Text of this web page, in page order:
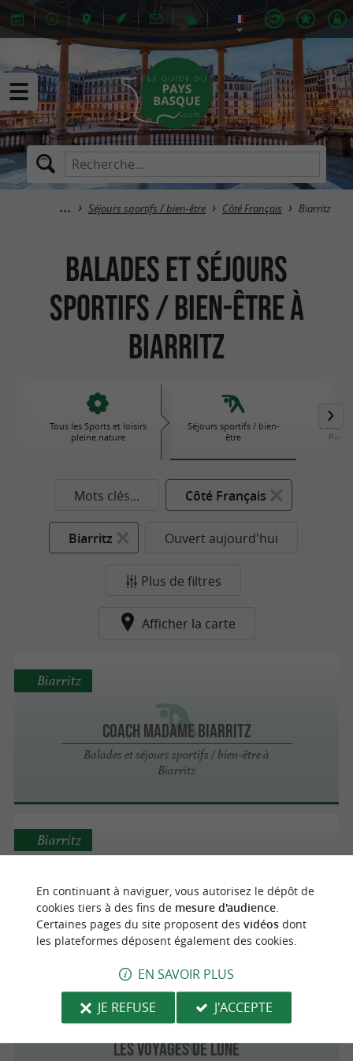
Séjours sportifs / bien-être Côté Français Biarritz
Balades et séjours
sportifs / bien-être à
Biarritz
Tous les Sports et loisirs
pleine nature
Séjours sportifs / bien-
être
Parcs
Mots clés... Côté Français
Biarritz Ouvert aujourd'hui
Plus de filtres
Afficher la carte
Coach Madame Biarritz
Balades et séjours sportifs / bien-être à
Biarritz
Biarritz
Healthy Sport Trip
Balades et séjours sportifs / bien-être à
Biarritz
Biarritz
Les Voyages de Lune
Biarritz
En continuant à naviguer, vous autorisez le dépôt de
cookies tiers à des fins de mesure d'audience.
Certaines pages du site proposent des vidéosdont
les plateformes déposent également des cookies.
EN SAVOIR PLUS
JE REFUSE
J'ACCEPTE